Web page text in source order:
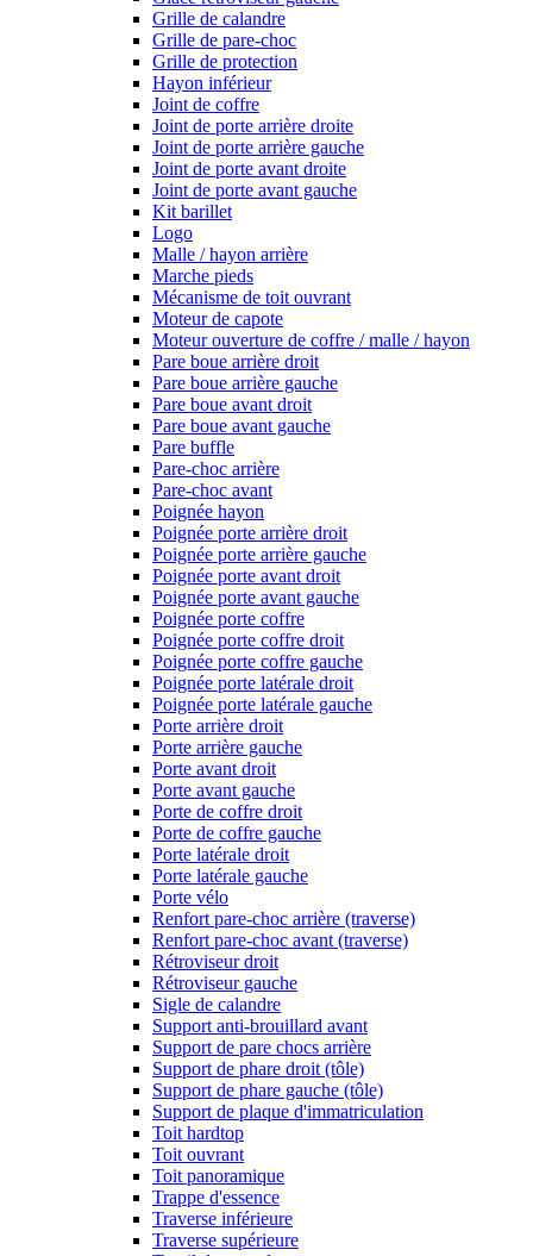
Grille de calandre
Grille de pare-choc
Grille de protection
Hayon inférieur
Joint de coffre
Joint de porte arrière droite
Joint de porte arrière gauche
Joint de porte avant droite
Joint de porte avant gauche
Kit barillet
Logo
Malle / hayon arrière
Marche pieds
Mécanisme de toit ouvrant
Moteur de capote
Moteur ouverture de coffre / malle / hayon
Pare boue arrière droit
Pare boue arrière gauche
Pare boue avant droit
Pare boue avant gauche
Pare buffle
Pare-choc arrière
Pare-choc avant
Poignée hayon
Poignée porte arrière droit
Poignée porte arrière gauche
Poignée porte avant droit
Poignée porte avant gauche
Poignée porte coffre
Poignée porte coffre droit
Poignée porte coffre gauche
Poignée porte latérale droit
Poignée porte latérale gauche
Porte arrière droit
Porte arrière gauche
Porte avant droit
Porte avant gauche
Porte de coffre droit
Porte de coffre gauche
Porte latérale droit
Porte latérale gauche
Porte vélo
Renfort pare-choc arrière (traverse)
Renfort pare-choc avant (traverse)
Rétroviseur droit
Rétroviseur gauche
Sigle de calandre
Support anti-brouillard avant
Support de pare chocs arrière
Support de phare droit (tôle)
Support de phare gauche (tôle)
Support de plaque d'immatriculation
Toit hardtop
Toit ouvrant
Toit panoramique
Trappe d'essence
Traverse inférieure
Traverse supérieure